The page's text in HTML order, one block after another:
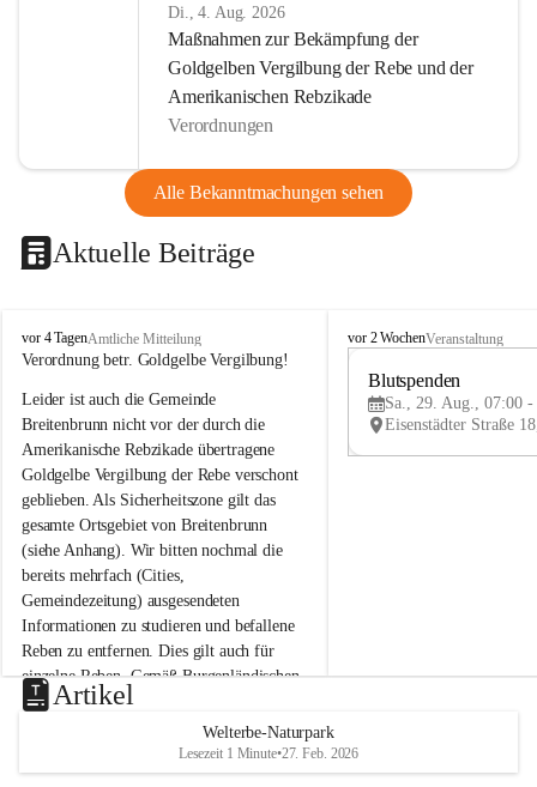
Di., 4. Aug. 2026
Maßnahmen zur Bekämpfung der
Goldgelben Vergilbung der Rebe und der
Amerikanischen Rebzikade
Verordnungen
Alle Bekanntmachungen sehen
Aktuelle Beiträge
B
r
i
t
e
n
b
r
u
n
n
a
m
N
e
u
s
d
vor 4 TagenAmtliche Mitteilung
Verordnung betr. Goldgelbe Vergilbung!
Leider ist auch die Gemeinde
Breitenbrunn nicht vor der durch die
Amerikanische Rebzikade übertragene
Goldgelbe Vergilbung der Rebe verschont
geblieben. Als Sicherheitszone gilt das
gesamte Ortsgebiet von Breitenbrunn
(siehe Anhang). Wir bitten nochmal die
bereits mehrfach (Cities,
Gemeindezeitung) ausgesendeten
Informationen zu studieren und befallene
Reben zu entfernen. Dies gilt auch für
einzelne Reben. Gemäß Burgenländischen
Weinbaugesetz sind nicht gepflegte oder
unzulässige Weingärten zu roden! Bitte
helfen wir zusammen um unsere Winzer
vor den prognostizierten Ernteausfällen
B
e
u
e
d
vor 2 WochenVeranstaltung
Blutspenden
Sa., 29. Aug., 07:00 -
Artikel
Welterbe-Naturpark
Lesezeit 1 Minute•27. Feb. 2026